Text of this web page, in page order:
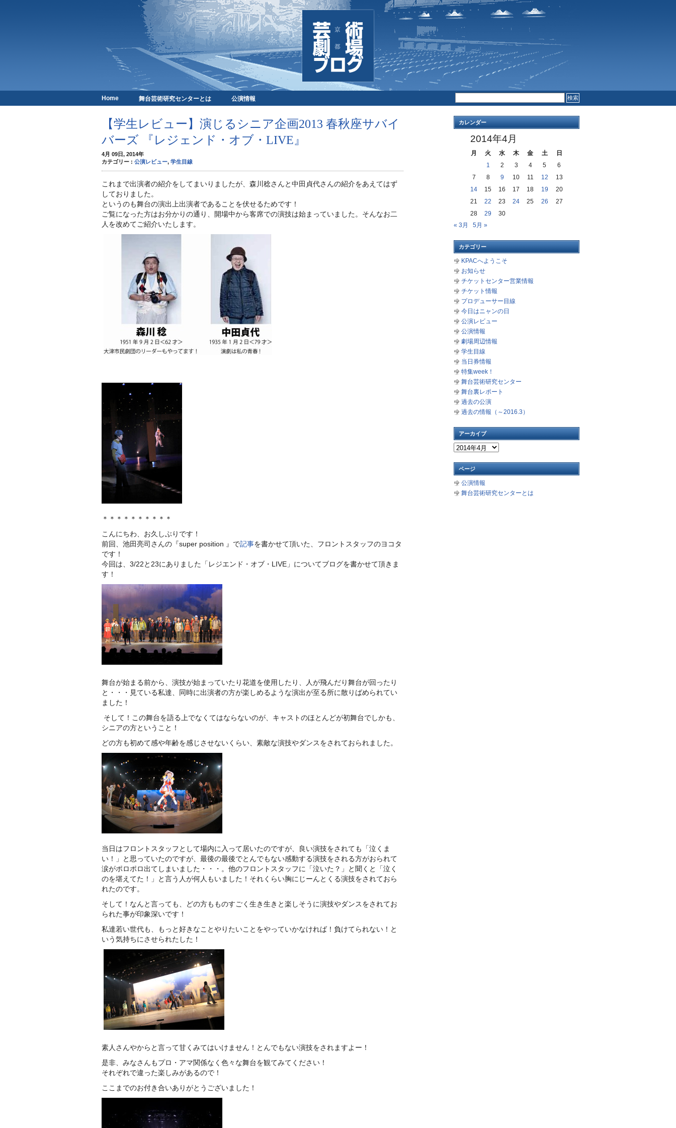
京都芸術劇場
COMMENTS
Home 舞台芸術研究センターとは 公演情報
【学生レビュー】演じるシニア企画2013 春秋座サバイ
バーズ 『レジェンド・オブ・LIVE』
4月 09日, 2014年
カテゴリー : 公演レビュー, 学生目線
これまで出演者の紹介をしてまいりましたが、森川稔さんと中田貞代さんの紹介をあえてはず
しておりました。
というのも舞台の演出上出演者であることを伏せるためです！
ご覧になった方はお分かりの通り、開場中から客席での演技は始まっていました。そんなお二
人を改めてご紹介いたします。
＊＊＊＊＊＊＊＊＊＊
こんにちわ、お久しぶりです！
前回、池田亮司さんの『super position 』で記事を書かせて頂いた、フロントスタッフのヨコタ
です！
今回は、3/22と23にありました「レジエンド・オブ・LIVE」についてブログを書かせて頂きま
す！
舞台が始まる前から、演技が始まっていたり花道を使用したり、人が飛んだり舞台が回ったり
と・・・見ている私達、同時に出演者の方が楽しめるような演出が至る所に散りばめられてい
ました！
そして！この舞台を語る上でなくてはならないのが、キャストのほとんどが初舞台でしかも、
シニアの方ということ！
どの方も初めて感や年齢を感じさせないくらい、素敵な演技やダンスをされておられました。
当日はフロントスタッフとして場内に入って居いたのですが、良い演技をされても「泣くま
い！」と思っていたのですが、最後の最後でとんでもない感動する演技をされる方がおられて
涙がポロポロ出てしまいました・・・。他のフロントスタッフに「泣いた？」と聞くと「泣く
のを堪えてた！」と言う人が何人もいました！それくらい胸にじーんとくる演技をされておら
れたのです。
そして！なんと言っても、どの方もものすごく生き生きと楽しそうに演技やダンスをされてお
られた事が印象深いです！
私達若い世代も、もっと好きなことやりたいことをやっていかなければ！負けてられない！と
いう気持ちにさせられたした！
素人さんやからと言って甘くみてはいけません！とんでもない演技をされますよー！
是非、みなさんもプロ・アマ関係なく色々な舞台を観てみてください！
それぞれで違った楽しみがあるので！
ここまでのお付き合いありがとうございました！
カレンダー
2014年4月
月 火 水 木 金 土
日
1
2 3 4 5
6
7
8 9 10 11 12
13
14
15 16 17 18 19
20
21
22 23 24 25 26
27
28
29
30
« 3月
5月 »
カテゴリー
KPACへようこそ
お知らせ
チケットセンター営業情報
チケット情報
プロデューサー目線
今日はニャンの日
公演レビュー
公演情報
劇場周辺情報
学生目線
当日券情報
特集week！
舞台芸術研究センター
舞台裏レポート
過去の公演
過去の情報（～2016.3）
アーカイブ
ア
カ
イ
ブ
ページ
公演情報
舞台芸術研究センターとは